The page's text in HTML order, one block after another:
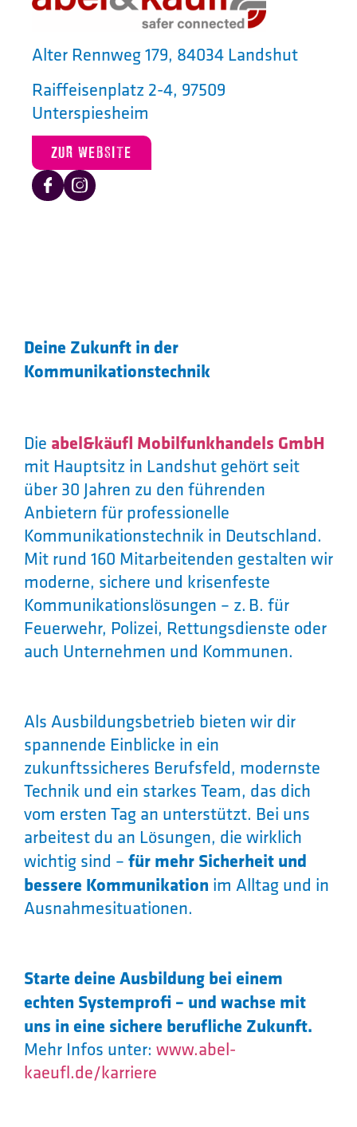
Alter Rennweg 179, 84034 Landshut
Raiffeisenplatz 2-4, 97509
Unterspiesheim
ZUR WEBSITE
Deine Zukunft in der
Kommunikationstechnik
Die abel&käufl Mobilfunkhandels GmbH
mit Hauptsitz in Landshut gehört seit
über 30 Jahren zu den führenden
Anbietern für professionelle
Kommunikationstechnik in Deutschland.
Mit rund 160 Mitarbeitenden gestalten wir
moderne, sichere und krisenfeste
Kommunikationslösungen – z. B. für
Feuerwehr, Polizei, Rettungsdienste oder
auch Unternehmen und Kommunen.
Als Ausbildungsbetrieb bieten wir dir
spannende Einblicke in ein
zukunftssicheres Berufsfeld, modernste
Technik und ein starkes Team, das dich
vom ersten Tag an unterstützt. Bei uns
arbeitest du an Lösungen, die wirklich
wichtig sind –für mehr Sicherheit und
bessere Kommunikation im Alltag und in
Ausnahmesituationen.
Starte deine Ausbildung bei einem
echten Systemprofi – und wachse mit
uns in eine sichere berufliche Zukunft.
Mehr Infos unter: www.abel-
kaeufl.de/karriere